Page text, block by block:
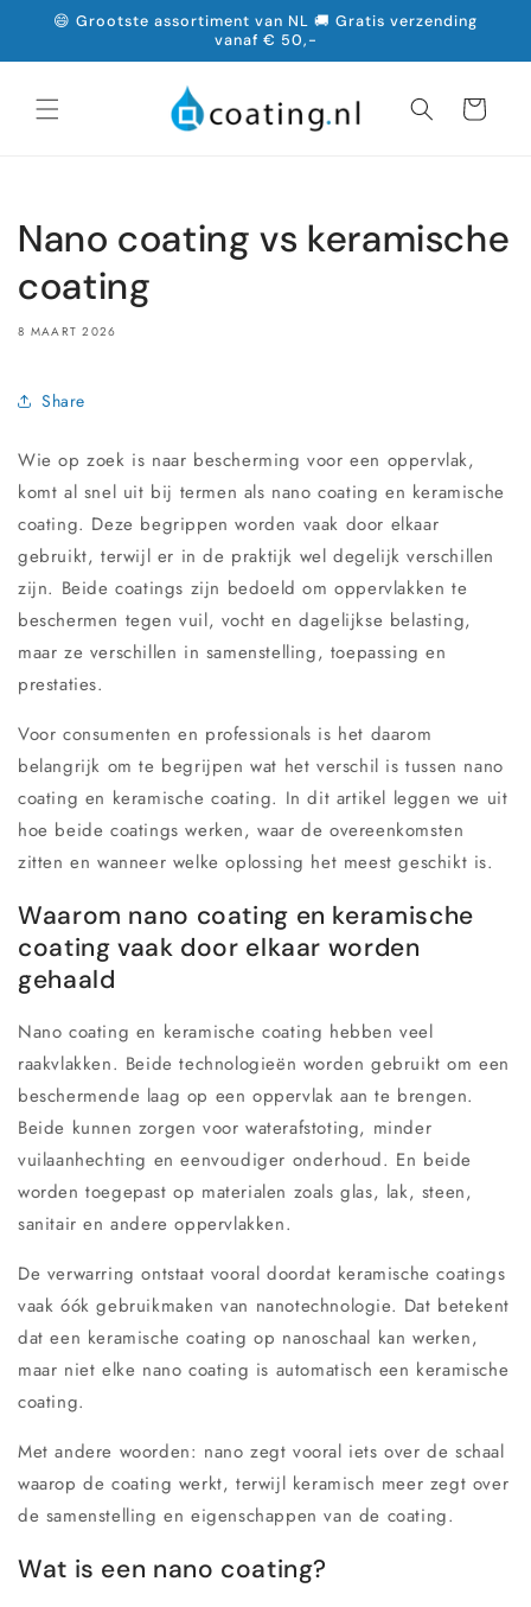
naar de
😄 Grootste assortiment van NL 🚚 Gratis verzending
vanaf € 50,-
Winkelwagen
Nano coating vs keramische
coating
8 MAART 2026
Share
Wie op zoek is naar bescherming voor een oppervlak,
komt al snel uit bij termen als nano coating en keramische
coating. Deze begrippen worden vaak door elkaar
gebruikt, terwijl er in de praktijk wel degelijk verschillen
zijn. Beide coatings zijn bedoeld om oppervlakken te
beschermen tegen vuil, vocht en dagelijkse belasting,
maar ze verschillen in samenstelling, toepassing en
prestaties.
Voor consumenten en professionals is het daarom
belangrijk om te begrijpen wat het verschil is tussen nano
coating en keramische coating. In dit artikel leggen we uit
hoe beide coatings werken, waar de overeenkomsten
zitten en wanneer welke oplossing het meest geschikt is.
Waarom nano coating en keramische
coating vaak door elkaar worden
gehaald
Nano coating en keramische coating hebben veel
raakvlakken. Beide technologieën worden gebruikt om een
beschermende laag op een oppervlak aan te brengen.
Beide kunnen zorgen voor waterafstoting, minder
vuilaanhechting en eenvoudiger onderhoud. En beide
worden toegepast op materialen zoals glas, lak, steen,
sanitair en andere oppervlakken.
De verwarring ontstaat vooral doordat keramische coatings
vaak óók gebruikmaken van nanotechnologie. Dat betekent
dat een keramische coating op nanoschaal kan werken,
maar niet elke nano coating is automatisch een keramische
coating.
Met andere woorden: nano zegt vooral iets over de schaal
waarop de coating werkt, terwijl keramisch meer zegt over
de samenstelling en eigenschappen van de coating.
Wat is een nano coating?